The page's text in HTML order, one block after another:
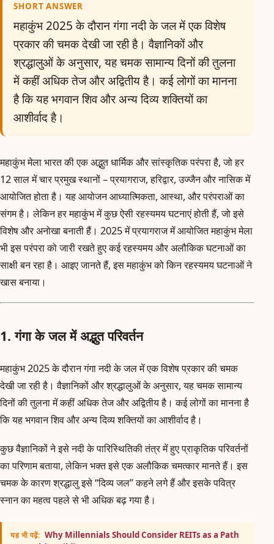
SHORT ANSWER
महाकुंभ 2025 के दौरान गंगा नदी के जल में एक विशेष
प्रकार की चमक देखी जा रही है। वैज्ञानिकों और
श्रद्धालुओं के अनुसार, यह चमक सामान्य दिनों की तुलना
में कहीं अधिक तेज और अद्वितीय है। कई लोगों का मानना
है कि यह भगवान शिव और अन्य दिव्य शक्तियों का
आशीर्वाद है।
महाकुंभ मेला भारत की एक अद्भुत धार्मिक और सांस्कृतिक परंपरा है, जो हर
12 साल में चार प्रमुख स्थानों – प्रयागराज, हरिद्वार, उज्जैन और नासिक में
आयोजित होता है। यह आयोजन आध्यात्मिकता, आस्था, और परंपराओं का
संगम है। लेकिन हर महाकुंभ में कुछ ऐसी रहस्यमय घटनाएं होती हैं, जो इसे
विशेष और अनोखा बनाती हैं। 2025 में प्रयागराज में आयोजित महाकुंभ मेला
भी इस परंपरा को जारी रखते हुए कई रहस्यमय और अलौकिक घटनाओं का
साक्षी बन रहा है। आइए जानते हैं, इस महाकुंभ को किन रहस्यमय घटनाओं ने
खास बनाया।
1. गंगा के जल में अद्भुत परिवर्तन
महाकुंभ 2025 के दौरान गंगा नदी के जल में एक विशेष प्रकार की चमक
देखी जा रही है। वैज्ञानिकों और श्रद्धालुओं के अनुसार, यह चमक सामान्य
दिनों की तुलना में कहीं अधिक तेज और अद्वितीय है। कई लोगों का मानना है
कि यह भगवान शिव और अन्य दिव्य शक्तियों का आशीर्वाद है।
कुछ वैज्ञानिकों ने इसे नदी के पारिस्थितिकी तंत्र में हुए प्राकृतिक परिवर्तनों
का परिणाम बताया, लेकिन भक्त इसे एक अलौकिक चमत्कार मानते हैं। इस
चमक के कारण श्रद्धालु इसे “दिव्य जल” कहने लगे हैं और इसके पवित्र
स्नान का महत्व पहले से भी अधिक बढ़ गया है।
यह भी पढ़ें: Why Millennials Should Consider REITs as a Path